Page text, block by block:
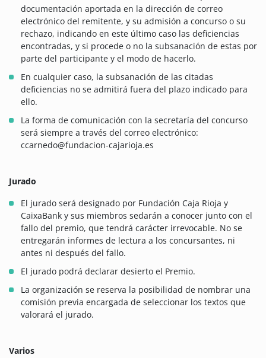
documentación aportada en la dirección de correo
electrónico del remitente, y su admisión a concurso o su
rechazo, indicando en este último caso las deficiencias
encontradas, y si procede o no la subsanación de estas por
parte del participante y el modo de hacerlo.
En cualquier caso, la subsanación de las citadas
deficiencias no se admitirá fuera del plazo indicado para
ello.
La forma de comunicación con la secretaría del concurso
será siempre a través del correo electrónico:
ccarnedo@fundacion-cajarioja.es
Jurado
El jurado será designado por Fundación Caja Rioja y
CaixaBank y sus miembros sedarán a conocer junto con el
fallo del premio, que tendrá carácter irrevocable. No se
entregarán informes de lectura a los concursantes, ni
antes ni después del fallo.
El jurado podrá declarar desierto el Premio.
La organización se reserva la posibilidad de nombrar una
comisión previa encargada de seleccionar los textos que
valorará el jurado.
Varios